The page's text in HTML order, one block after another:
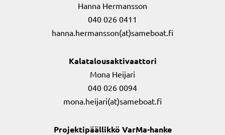
Hanna Hermansson
040 026 0411
hanna.hermansson(at)sameboat.fi
Kalatalousaktivaattori
Mona Heijari
040 026 0094
mona.heijari(at)sameboat.fi
Projektipäällikkö VarMa-hanke